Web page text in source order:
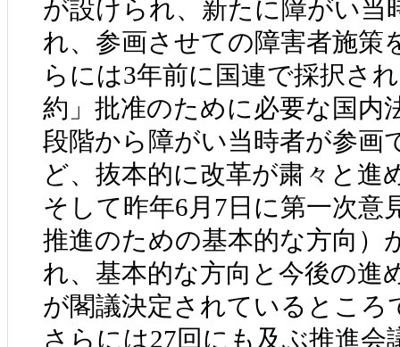
が設けられ、新たに障がい当
れ、参画させての障害者施策
らには3年前に国連で採択さ
約」批准のために必要な国内
段階から障がい当時者が参画
ど、抜本的に改革が粛々と進
そして昨年6月7日に第一次意
推進のための基本的な方向）
れ、基本的な方向と今後の進
が閣議決定されているところ
さらには27回にも及ぶ推進会